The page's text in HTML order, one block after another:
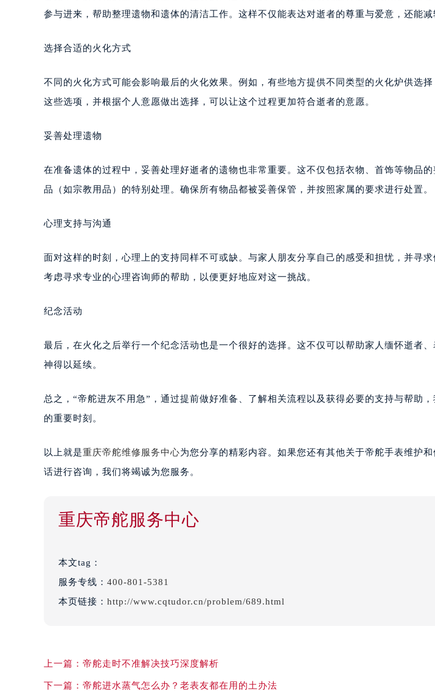
参与进来，帮助整理遗物和遗体的清洁工作。这样不仅能表达对逝者的尊重与爱意，还能减
选择合适的火化方式
不同的火化方式可能会影响最后的火化效果。例如，有些地方提供不同类型的火化炉供选
这些选项，并根据个人意愿做出选择，可以让这个过程更加符合逝者的意愿。
妥善处理遗物
在准备遗体的过程中，妥善处理好逝者的遗物也非常重要。这不仅包括衣物、首饰等物品
品（如宗教用品）的特别处理。确保所有物品都被妥善保管，并按照家属的要求进行处置。
心理支持与沟通
面对这样的时刻，心理上的支持同样不可或缺。与家人朋友分享自己的感受和担忧，并寻
考虑寻求专业的心理咨询师的帮助，以便更好地应对这一挑战。
纪念活动
最后，在火化之后举行一个纪念活动也是一个很好的选择。这不仅可以帮助家人缅怀逝者
神得以延续。
总之，“帝舵进灰不用急”，通过提前做好准备、了解相关流程以及获得必要的支持与帮助
的重要时刻。
以上就是重庆帝舵维修服务中心为您分享的精彩内容。如果您还有其他关于帝舵手表维护
话进行咨询，我们将竭诚为您服务。
重庆帝舵服务中心
本文tag：
服务专线： 400-801-5381
本页链接： http://www.cqtudor.cn/problem/689.html
上一篇： 帝舵走时不准解决技巧深度解析
下一篇： 帝舵进水蒸气怎么办？老表友都在用的土办法